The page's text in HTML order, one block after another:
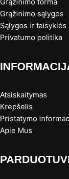
Grąžinimo sąlygos
Sąlygos ir taisyklės
Privatumo politika
Atsiskaitymas
Krepšelis
Pristatymo
Apie Mus